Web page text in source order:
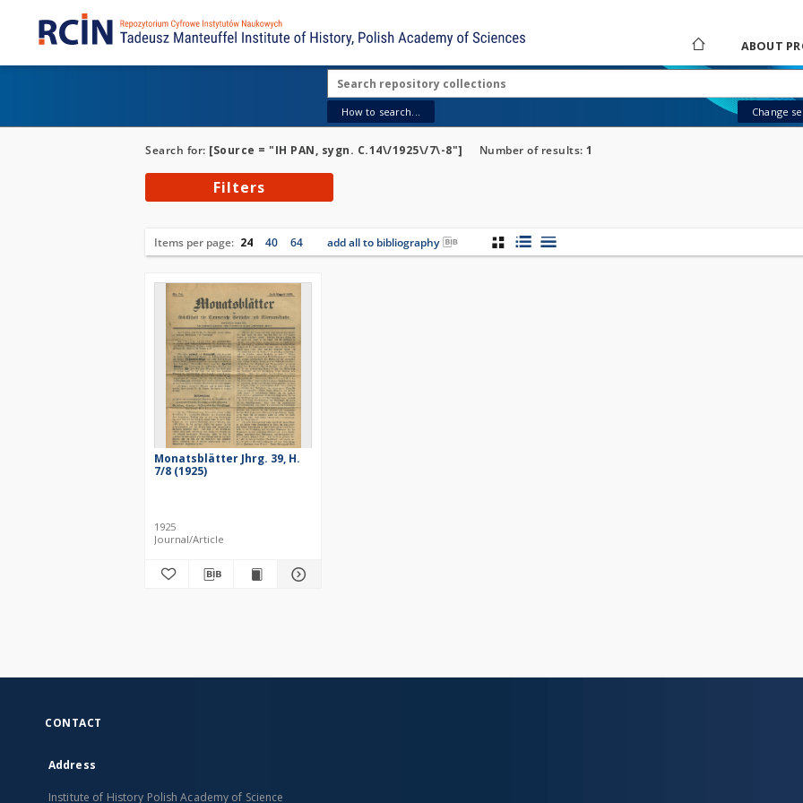
ABOUT
How to search... Change
Search for: [Source = "IH PAN, sygn. C.14\/1925\/7\-8"] Number of results: 1
Filters
Items per page: 24 40 64 add all to bibliography
Monatsblätter Jhrg. 39, H.
7/8 (1925)
1925
Journal/Article
CONTACT
Address
Institute of History Polish Academy of Science